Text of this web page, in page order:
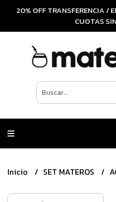
20% OFF TRANSFERENCIA /
CUOTAS
Inicio SET MATEROS